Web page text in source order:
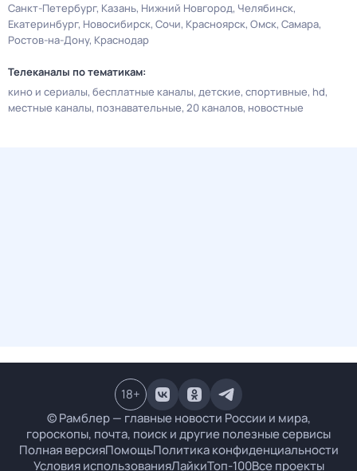
Санкт-Петербург Казань Нижний Новгород Челябинск
Екатеринбург Новосибирск Сочи Красноярск Омск Самара
Ростов-на-Дону Краснодар
Телеканалы по тематикам:
кино и сериалы бесплатные каналы детские спортивные hd
местные каналы познавательные 20 каналов новостные
© Рамблер — главные новости России и мира,
гороскопы, почта, поиск и другие полезные сервисы
Полная версияПомощьПолитика конфиденциальности
Условия использованияЛайкиТоп-100Все проекты
18+